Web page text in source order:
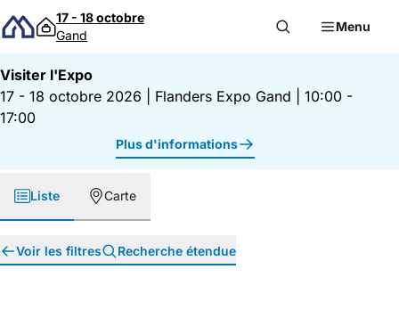
Passer au contenu
17 - 18 octobre
Gand
Menu
Visiter l'Expo
17 - 18 octobre 2026
Flanders Expo Gand
10:00 -
17:00
Plus d'informations
Liste Carte
Voir les filtres Recherche étendue